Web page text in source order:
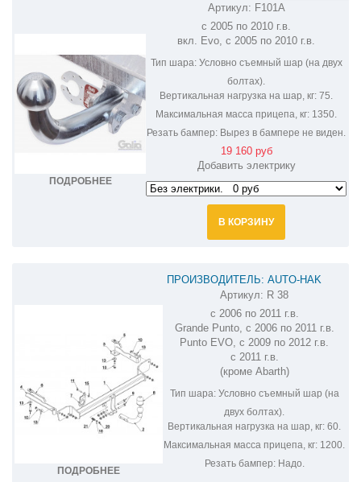
ПОДРОБНЕЕ
ОЦИНКОВАННЫЙ ФАРКОП НА FIAT
GRANDE PUNTO F101A
Артикул: F101A
с 2005 по 2010 г.в.
вкл. Evo, с 2005 по 2010 г.в.
Тип шара:Условно съемный шар (на двух
болтах).
Вертикальная нагрузка на шар, кг: 75.
Максимальная масса прицепа, кг: 1350.
Резать бампер: Вырез в бампере не виден.
19 160 руб
Добавить электрику
В КОРЗИНУ
ПОДРОБНЕЕ
ПРОИЗВОДИТЕЛЬ: AUTO-HAK
ФАРКОП НА FIAT PUNTO R 38
Артикул: R 38
с 2006 по 2011 г.в.
Grande Punto, с 2006 по 2011 г.в.
Punto EVO, с 2009 по 2012 г.в.
с 2011 г.в.
(кроме Abarth)
Тип шара:Условно съемный шар (на
двух болтах).
Вертикальная нагрузка на шар, кг: 60.
Максимальная масса прицепа, кг: 1200.
Резать бампер:Надо.